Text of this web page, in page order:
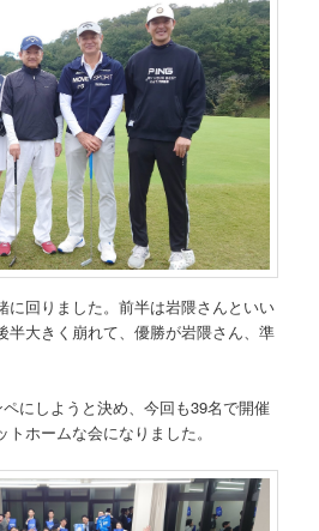
に回りました。前半は岩隈さんといい
半大きく崩れて、優勝が岩隈さん、準
にしようと決め、今回も39名で開催
ホームな会になりました。